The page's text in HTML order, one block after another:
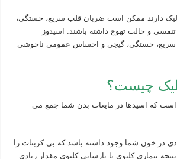
دارند ممکن است ضربان قلب سریع، خستگی،
تنفسی و حالت تهوع داشته باشند. اسیدوز
سریع، خستگی، گیجی و احساس عمومی ناخوشی
چیست؟
است که اسیدها در مایعات بدن شما جمع می
در خون شما وجود داشته باشد که بی کربنات را
بیماری کلیوی یا نارسایی کلیوی مقدار زیادی